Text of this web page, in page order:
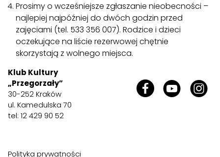
Prosimy o wcześniejsze zgłaszanie nieobecności –
najlepiej najpóźniej do dwóch godzin przed
zajęciami (tel. 533 356 007). Rodzice i dzieci
oczekujące na liście rezerwowej chętnie
skorzystają z wolnego miejsca.
Klub Kultury
„Przegorzały”
30-252 Kraków
ul. Kamedulska 70
tel: 12 429 90 52
Polityka prywatności